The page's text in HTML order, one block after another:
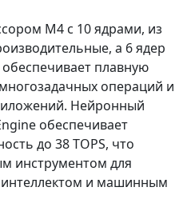
M4 с 10 ядрами, из
а 6 ядер
плавную
операций и
Нейронный
обеспечивает
до 38 TOPS, что
инструментом для
и машинным